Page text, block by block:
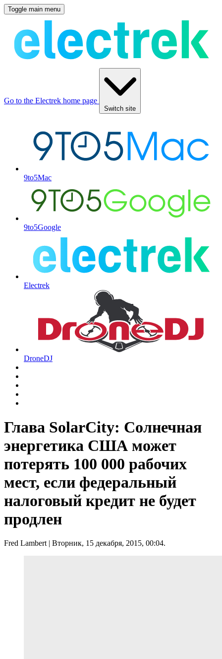
Toggle main menu
Go to the Electrek home page
Switch site
9to5Mac
9to5Google
Electrek
DroneDJ
Глава SolarCity: Солнечная
энергетика США может
потерять 100 000 рабочих
мест, если федеральный
налоговый кредит не будет
продлен
Fred Lambert| Вторник, 15 декабря, 2015, 00:04.